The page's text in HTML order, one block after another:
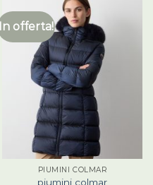
In offerta!
PIUMINI COLMAR
piumini colmar